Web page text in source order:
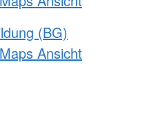
(BG)
Ansicht